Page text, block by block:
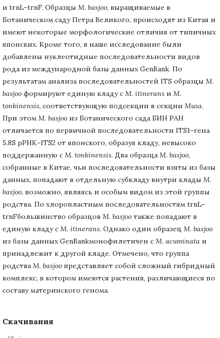
и trnL–trnF. Образцы M. basjoo, выращиваемые в
Ботаническом саду Петра Великого, происходят из Китая и
имеют некоторые морфологические отличия от типичных
японских. Кроме того, в наше исследование были
добавлены нуклеотидные последовательности видов
рода из международной базы данных GenBank. По
результатам анализа последовательностей ITS образцы M.
basjoo формируют единую кладу с M. itinerans и M.
tonkinensis, соответствующую подсекции в секции Musa.
При этом M. basjoo из Ботанического сада БИН РАН
отличается по первичной последовательности ITS1–гена
5.8S рРНК–ITS2 от японского, образуя кладу, невысоко
поддержанную с M. tonkinensis. Два образца M. basjoo,
собранные в Китае, чьи последовательности взяты из базы
данных, попадают в отдельную субкладу внутри клады M.
basjoo, возможно, являясь и особым видом из этой группы
родства. По хлоропластным последовательностям trnL–
trnFбольшинство образцов M. basjoo также попадают в
единую кладу с M. itinerans. Однако один образец M. basjoo
из базы данных GenBankмонофилетичен с M. acuminata и
принадлежит к другой кладе. Отмечено, что группа
родства M. basjoo представляет собой сложный гибридный
комплекс, в котором имеются растения, различающиеся по
составу материнского генома.
Скачивания